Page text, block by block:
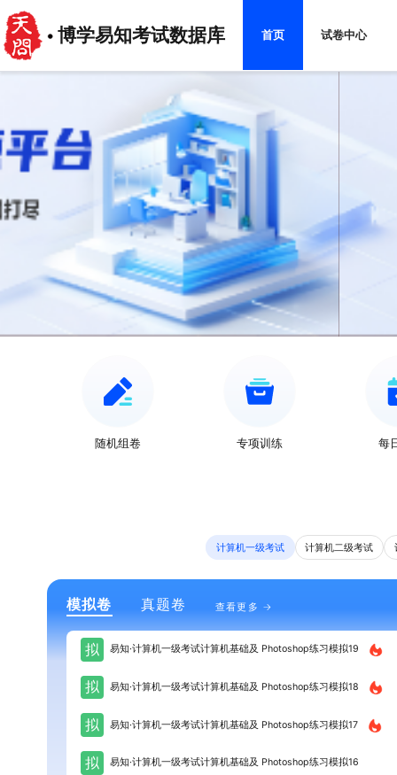
博学易知考试数据库 首页 试卷中心
随机组卷 专项训练 每
计算机一级考试 计算机二级考试
模拟卷 真题卷 查看更多
拟 易知·计算机一级考试计算机基础及 Photoshop练习模拟19
拟 易知·计算机一级考试计算机基础及 Photoshop练习模拟18
拟 易知·计算机一级考试计算机基础及 Photoshop练习模拟17
拟 易知·计算机一级考试计算机基础及 Photoshop练习模拟16